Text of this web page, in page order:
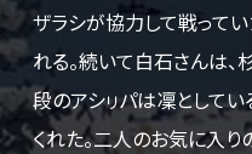
ザラシが協力して戦って
れる。続いて白石さんは、
段のアシㇼパは凜として
くれた。二人のお気に入り